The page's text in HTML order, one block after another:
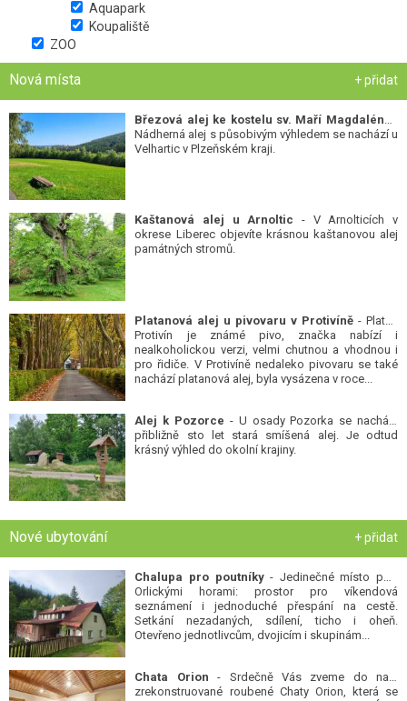
Aquapark
Koupaliště
ZOO
Nová místa + přidat
Březová alej ke kostelu sv. Maří Magdalény-
Nádherná alej s působivým výhledem se nachází u
Velhartic v Plzeňském kraji.
Kaštanová alej u Arnoltic - V Arnolticích v
okrese Liberec objevíte krásnou kaštanovou alej
památných stromů.
Platanová alej u pivovaru v Protivíně - Platan
Protivín je známé pivo, značka nabízí i
nealkoholickou verzi, velmi chutnou a vhodnou i
pro řidiče. V Protivíně nedaleko pivovaru se také
nachází platanová alej, byla vysázena v roce...
Alej k Pozorce - U osady Pozorka se nachází
přibližně sto let stará smíšená alej. Je odtud
krásný výhled do okolní krajiny.
Nové ubytování + přidat
Chalupa pro poutníky- Jedinečné místo pod
Orlickými horami: prostor pro víkendová
seznámení i jednoduché přespání na cestě.
Setkání nezadaných, sdílení, ticho i oheň.
Otevřeno jednotlivcům, dvojicím i skupinám...
Chata Orion - Srdečně Vás zveme do naší
zrekonstruované roubené Chaty Orion, která se